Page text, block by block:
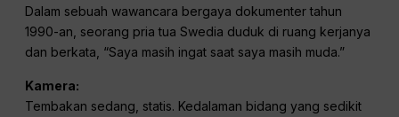
Dalam sebuah wawancara bergaya dokumenter tahun
1990-an, seorang pria tua Swedia duduk di ruang kerjanya
dan berkata, “Saya masih ingat saat saya masih muda.”
Kamera:
Tembakan sedang, statis. Kedalaman bidang yang sedikit